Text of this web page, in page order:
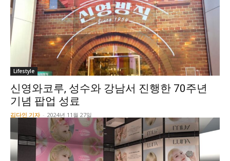
Lifestyle
신영와코루, 성수와 강남서 진행한 70주년
기념 팝업 성료
김다인 기자 - 2024년 11월 27일